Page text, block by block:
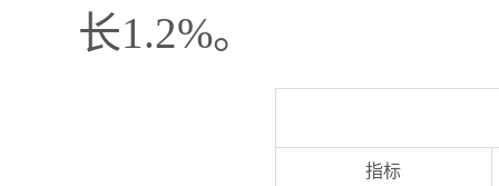
长1.2%。
指标